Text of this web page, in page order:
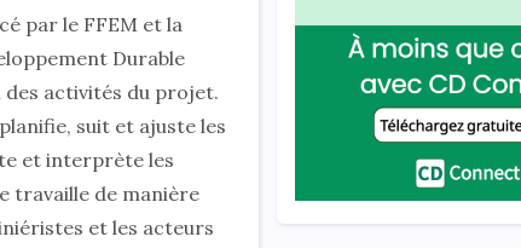
par le FFEM et la
Durable
activités du projet.
suit et ajuste les
et interprète les
travaille de manière
et les acteurs